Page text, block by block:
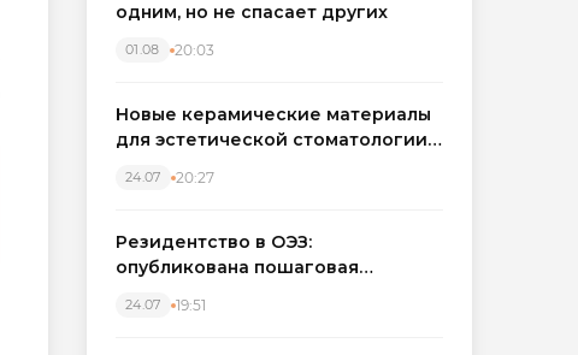
одним, но не спасает других
01.08 20:03
Новые керамические материалы
для эстетической стоматологии
24.07 20:27
Резидентство в ОЭЗ:
опубликована пошаговая
налоговых льгот для инвесторов
24.07 19:51